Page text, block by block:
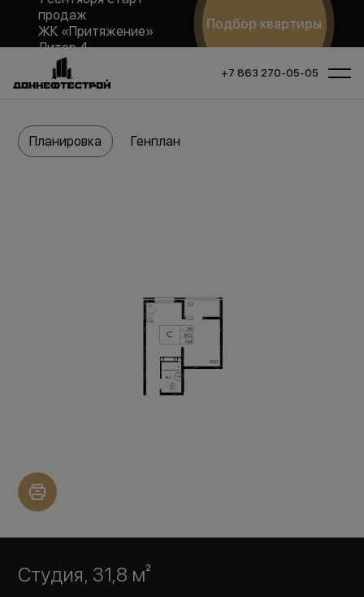
продаж
ЖК «Притяжение»
Литер 4
Подбор квартиры
+7 863 270-05-05
Студия, 31,8 м²
Планировка Генплан